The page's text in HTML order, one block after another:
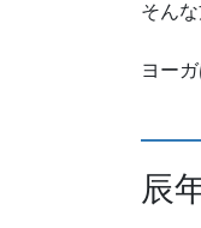
そん
ヨー
辰